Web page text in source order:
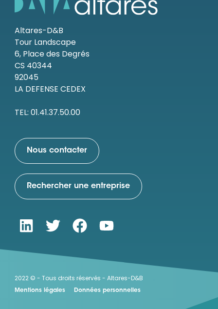
Altares-D&B
Tour Landscape
6, Place des Degrés
CS 40344
92045
LA DEFENSE CEDEX
TEL: 01.41.37.50.00
Nous contacter
Rechercher une entreprise
2022 © - Tous droits réservés - Altares-D&B
Mentions légales Données personnelles